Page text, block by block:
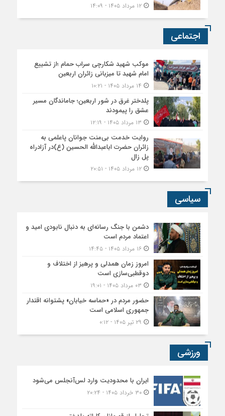
۱۲ مرداد ۱۴۰۵ - ۱۴:۰۹
اجتماعی
موکب شهید شکارچی سراب حمام ؛از تشییع
امام شهید تا میزبانی زائران اربعین
پلدختر غرق در شور اربعین؛ جاماندگان مسیر
عشق را پیمودند
روایت خدمت بی‌منت جوانان پاعلمی به
زائران حضرت اباعبدالله الحسین (ع)در آزادراه
پل زال
۱۲ مرداد ۱۴۰۵ - ۲۰:۵۱
سیاسی
دشمن با جنگ رسانه‌ای به دنبال نابودی امید و
اعتماد مردم است
۱۶ مرداد ۱۴۰۵ - ۱۴:۴۵
امروز زمان همدلی و پرهیز از اختلاف و
دوقطبی‌سازی است
حضور مردم در «حماسه خیابان» پشتوانه اقتدار
جمهوری اسلامی است
ورزشی
ایران با محدودیت وارد لس‌آنجلس می‌شود
۳۰ خرداد ۱۴۰۵ - ۲۰:۲۴